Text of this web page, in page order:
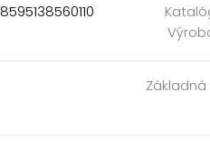
8595138560110